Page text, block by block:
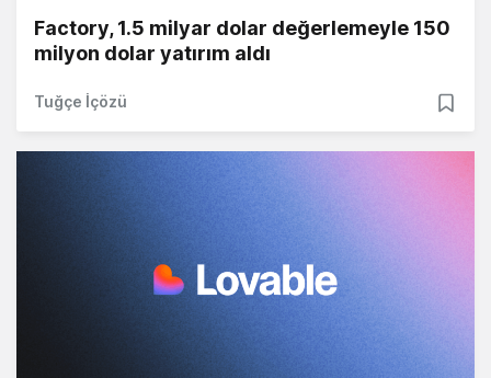
Factory, 1.5 milyar dolar değerlemeyle 150
milyon dolar yatırım aldı
Tuğçe İçözü